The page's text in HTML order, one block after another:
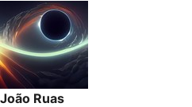
João Ruas